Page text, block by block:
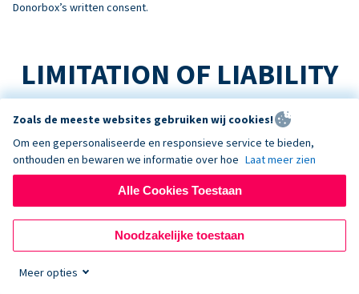
Donorbox’s written consent.
LIMITATION OF LIABILITY
TO THE MAXIMUM EXTENT PERMITTED BY LAW:
No Consequential Damages
NEITHER PARTY WILL BE LIABLE FOR INDIRECT, INCIDENTAL,
CONSEQUENTIAL, SPECIAL, EXEMPLARY, OR PUNITIVE DAMAGES, OR
LOSS OF PROFITS, REVENUE, OR DATA, ARISING OUT OF OR RELATING
TO THIS AGREEMENT, EVEN IF ADVISED OF THE POSSIBILITY.
DONORBOX’S TOTAL AGGREGATE LIABILITY ARISING OUT OF OR
Zoals de meeste websites gebruiken wij cookies!
Om een gepersonaliseerde en responsieve service te bieden,
onthouden en bewaren we informatie over hoe Laat meer zien
Alle Cookies Toestaan
Noodzakelijke toestaan
Meer opties